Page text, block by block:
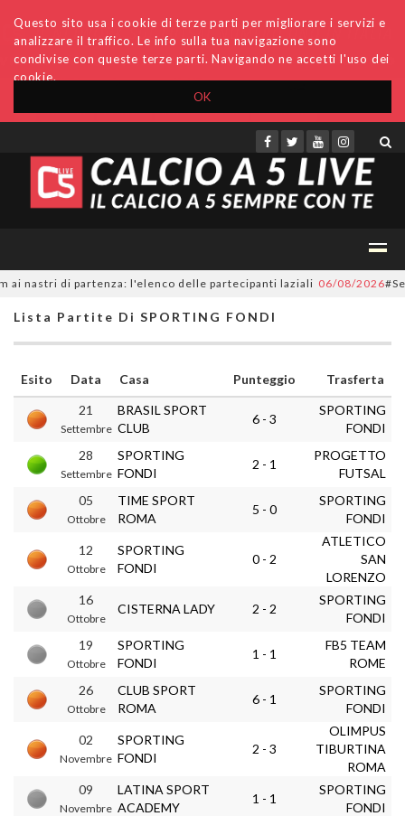
OK
Questo sito usa i cookie di terze parti per migliorare i servizi e
analizzare il traffico. Le info sulla tua navigazione sono
condivise con queste terze parti. Navigando ne accetti l'uso dei
cookie.
Accedi Archivio Invio comunicati Redazione
nastri di partenza: l'elenco delle partecipanti laziali 06/08/2026
Lista Partite Di SPORTING FONDI
Esito Data Casa Punteggio
Trasferta
21
Settembre
BRASIL SPORT
CLUB
6 - 3
SPORTING
FONDI
28
Settembre
SPORTING
FONDI
2 - 1
PROGETTO
FUTSAL
05
Ottobre
TIME SPORT
ROMA
5 - 0
SPORTING
FONDI
12
Ottobre
SPORTING
FONDI
0 - 2
ATLETICO
SAN
LORENZO
16
Ottobre
CISTERNA LADY 2 - 2
SPORTING
FONDI
19
Ottobre
SPORTING
FONDI
1 - 1
FB5 TEAM
ROME
26
Ottobre
CLUB SPORT
ROMA
6 - 1
SPORTING
FONDI
02
Novembre
SPORTING
FONDI
2 - 3
OLIMPUS
TIBURTINA
ROMA
09
Novembre
LATINA SPORT
ACADEMY
1 - 1
SPORTING
FONDI